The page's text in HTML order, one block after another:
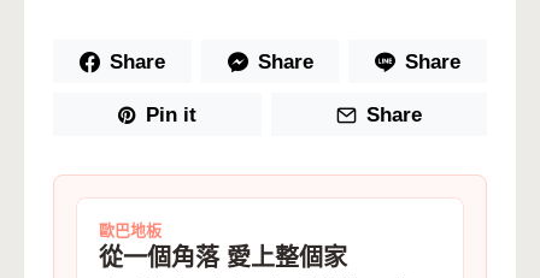
Share Share Share
Pin it Share
歐巴地板
從一個角落 愛上整個家